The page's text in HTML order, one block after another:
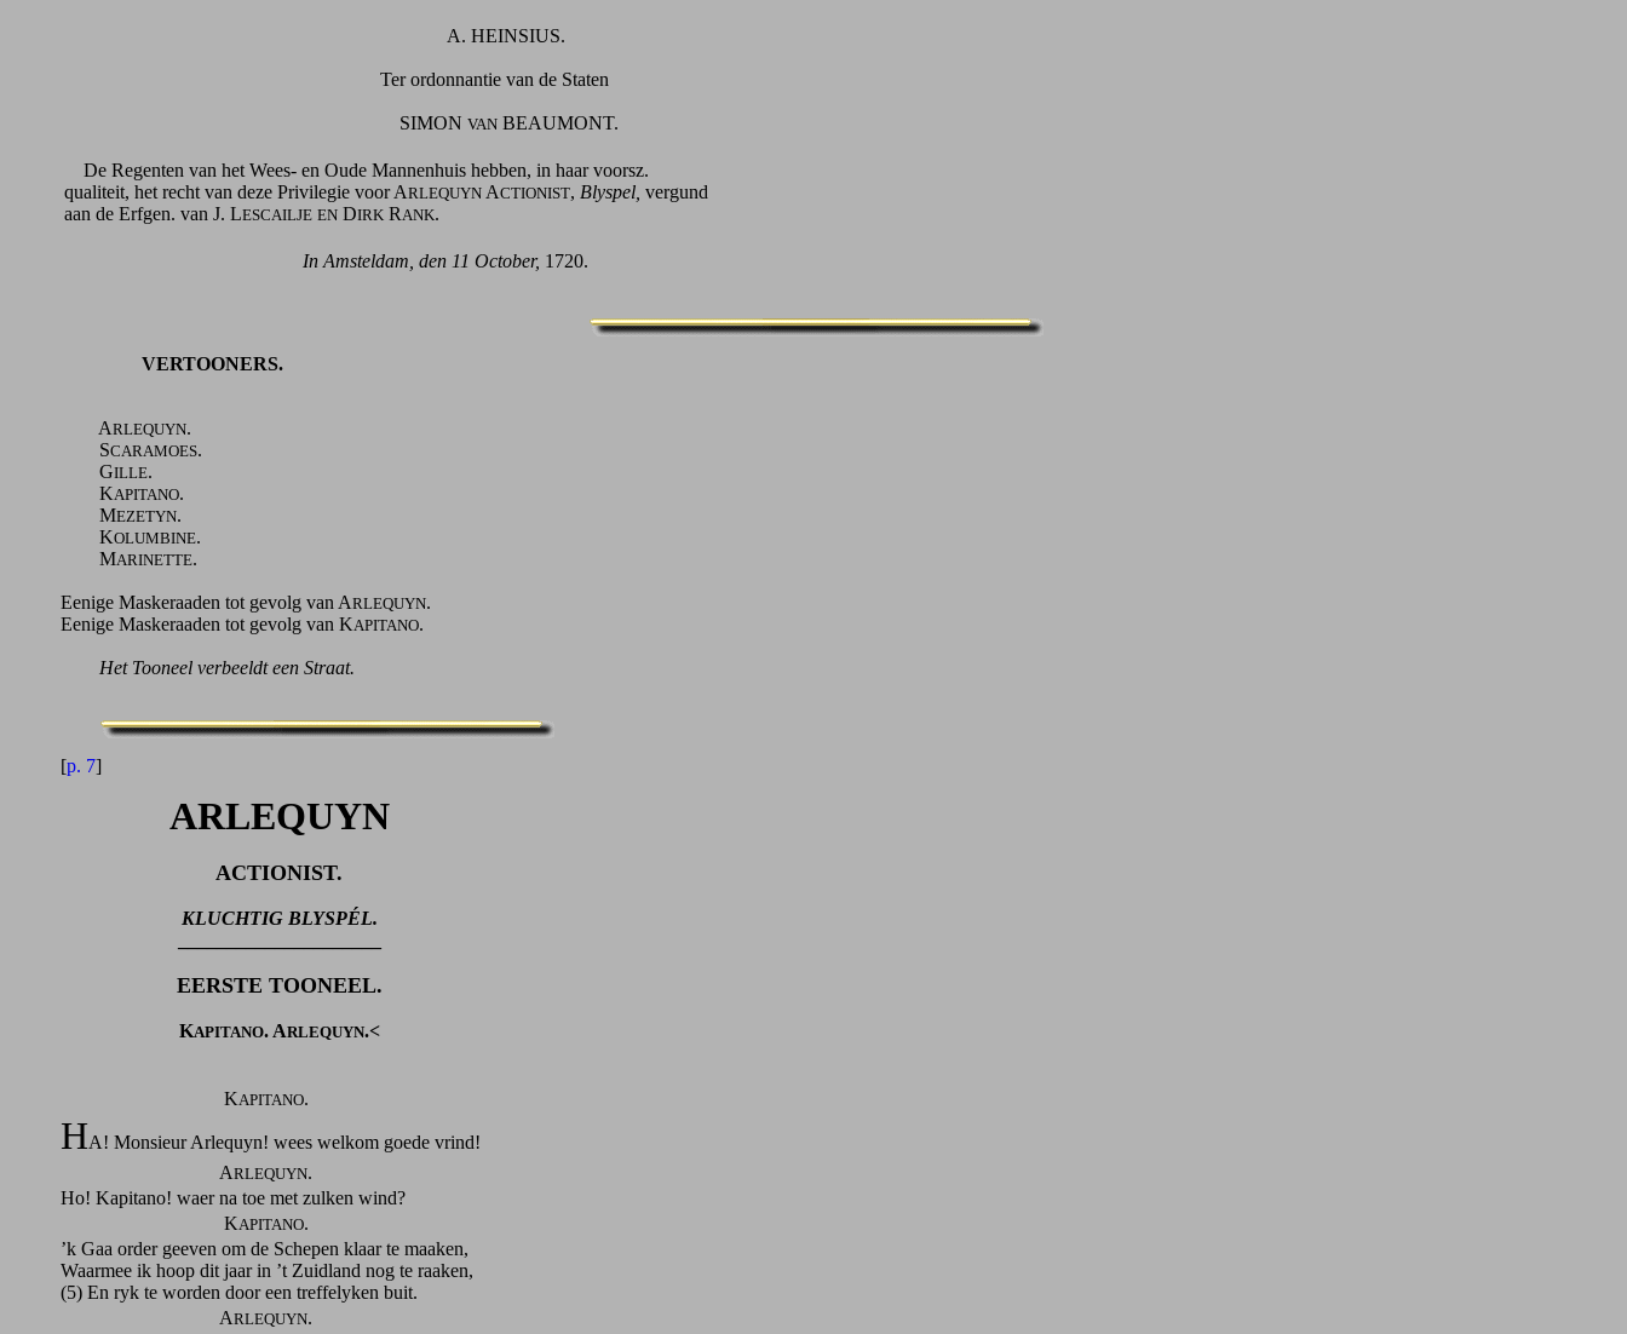
A. HEINSIUS.
Ter ordonnantie van de Staten
SIMON VAN BEAUMONT.
De Regenten van het Wees- en Oude Mannenhuis hebben, in haar voorsz.
qualiteit, het recht van deze Privilegie voor ARLEQUYN ACTIONIST, Blyspel, vergund
aan de Erfgen. van J. LESCAILJE EN DIRK RANK.
In Amsteldam, den 11 October, 1720.
VERTOONERS.
ARLEQUYN.
SCARAMOES.
GILLE.
KAPITANO.
MEZETYN.
KOLUMBINE.
MARINETTE.
Eenige Maskeraaden tot gevolg van ARLEQUYN.
Eenige Maskeraaden tot gevolg van KAPITANO.
Het Tooneel verbeeldt een Straat.
[p. 7]
ARLEQUYN
ACTIONIST.
KLUCHTIG BLYSPÉL.
EERSTE TOONEEL.
KAPITANO. ARLEQUYN.<
KAPITANO.
HA! Monsieur Arlequyn! wees welkom goede vrind!
ARLEQUYN.
Ho! Kapitano! waer na toe met zulken wind?
KAPITANO.
’k Gaa order geeven om de Schepen klaar te maaken,
Waarmee ik hoop dit jaar in ’t Zuidland nog te raaken,
(5) En ryk te worden door een treffelyken buit.
ARLEQUYN.